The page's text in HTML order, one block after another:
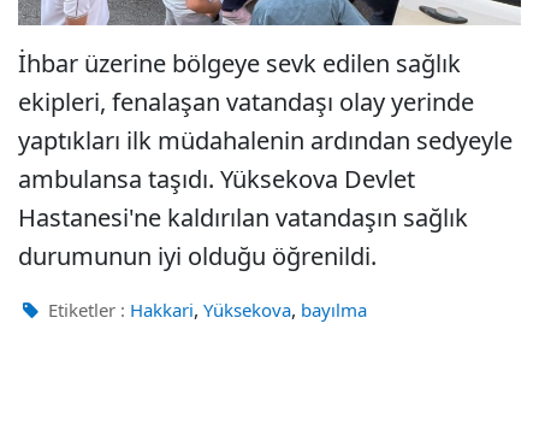
İhbar üzerine bölgeye sevk edilen sağlık
ekipleri, fenalaşan vatandaşı olay yerinde
yaptıkları ilk müdahalenin ardından sedyeyle
ambulansa taşıdı. Yüksekova Devlet
Hastanesi'ne kaldırılan vatandaşın sağlık
durumunun iyi olduğu öğrenildi.
Etiketler : Hakkari, Yüksekova, bayılma